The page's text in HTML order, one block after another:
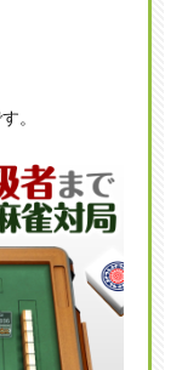
。